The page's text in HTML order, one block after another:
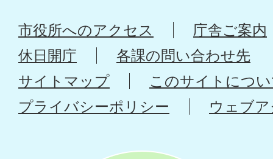
市役所へのアクセス
庁舎ご案内
休日開庁
各課の問い合わせ先
サイトマップ
このサイトにつ
プライバシーポリシー
ウェブ